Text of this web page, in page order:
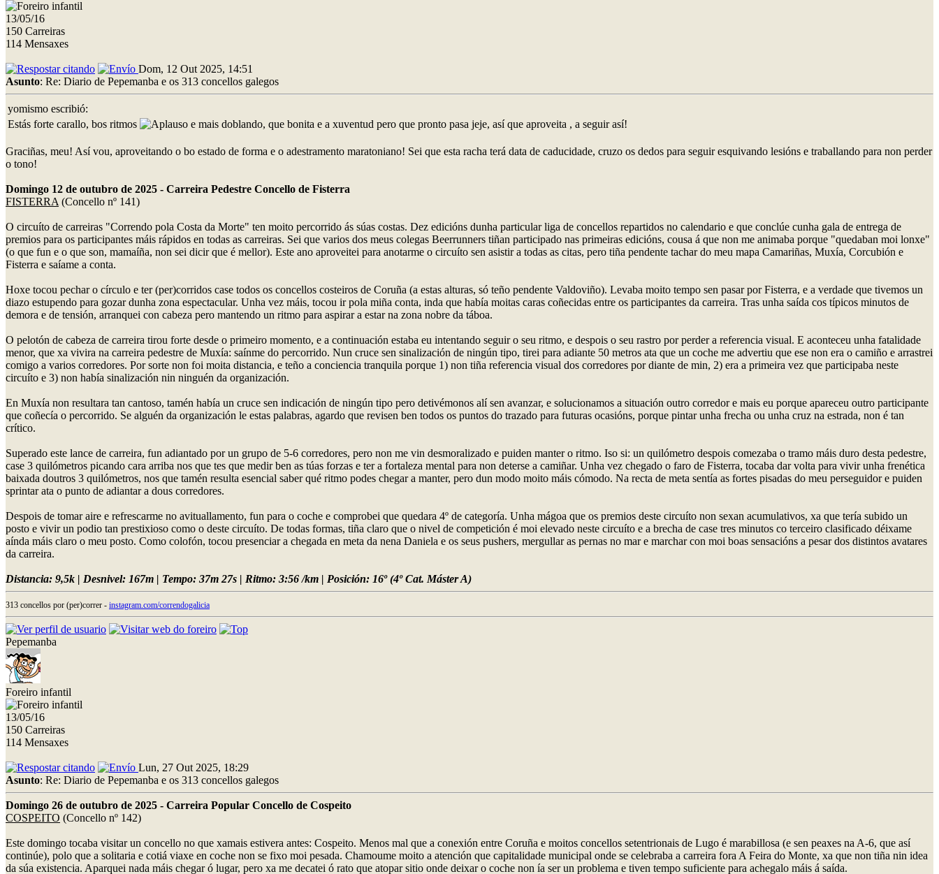
13/05/16
150 Carreiras
114 Mensaxes
Dom, 12 Out 2025, 14:51
Asunto: Re: Diario de Pepemanba e os 313 concellos galegos
yomismo escribió:
Estás forte carallo, bos ritmos
e mais doblando, que bonita e a xuventud pero que pronto pasa jeje, así que aproveita , a seguir así!
Graciñas, meu! Así vou, aproveitando o bo estado de forma e o adestramento maratoniano! Sei que esta racha terá data de caducidade, cruzo os dedos para seguir esquivando lesións e traballando para non perder
o tono!
Domingo 12 de outubro de 2025 - Carreira Pedestre Concello de Fisterra
FISTERRA (Concello nº 141)
O circuíto de carreiras "Correndo pola Costa da Morte" ten moito percorrido ás súas costas. Dez edicións dunha particular liga de concellos repartidos no calendario e que conclúe cunha gala de entrega de
premios para os participantes máis rápidos en todas as carreiras. Sei que varios dos meus colegas Beerrunners tiñan participado nas primeiras edicións, cousa á que non me animaba porque "quedaban moi lonxe"
(o que fun e o que son, mamaíña, non sei dicir que é mellor). Este ano aproveitei para anotarme o circuíto sen asistir a todas as citas, pero tiña pendente tachar do meu mapa Camariñas, Muxía, Corcubión e
Fisterra e saíame a conta.
Hoxe tocou pechar o círculo e ter (per)corridos case todos os concellos costeiros de Coruña (a estas alturas, só teño pendente Valdoviño). Levaba moito tempo sen pasar por Fisterra, e a verdade que tivemos un
diazo estupendo para gozar dunha zona espectacular. Unha vez máis, tocou ir pola miña conta, inda que había moitas caras coñecidas entre os participantes da carreira. Tras unha saída cos típicos minutos de
demora e de tensión, arranquei con cabeza pero mantendo un ritmo para aspirar a estar na zona nobre da táboa.
O pelotón de cabeza de carreira tirou forte desde o primeiro momento, e a continuación estaba eu intentando seguir o seu ritmo, e despois o seu rastro por perder a referencia visual. E aconteceu unha fatalidade
menor, que xa vivira na carreira pedestre de Muxía: saínme do percorrido. Nun cruce sen sinalización de ningún tipo, tirei para adiante 50 metros ata que un coche me advertiu que ese non era o camiño e arrastrei
comigo a varios corredores. Por sorte non foi moita distancia, e teño a conciencia tranquila porque 1) non tiña referencia visual dos corredores por diante de min, 2) era a primeira vez que participaba neste
circuíto e 3) non había sinalización nin ninguén da organización.
En Muxía non resultara tan cantoso, tamén había un cruce sen indicación de ningún tipo pero detivémonos alí sen avanzar, e solucionamos a situación outro corredor e mais eu porque apareceu outro participante
que coñecía o percorrido. Se alguén da organización le estas palabras, agardo que revisen ben todos os puntos do trazado para futuras ocasións, porque pintar unha frecha ou unha cruz na estrada, non é tan
crítico.
Superado este lance de carreira, fun adiantado por un grupo de 5-6 corredores, pero non me vin desmoralizado e puiden manter o ritmo. Iso si: un quilómetro despois comezaba o tramo máis duro desta pedestre,
case 3 quilómetros picando cara arriba nos que tes que medir ben as túas forzas e ter a fortaleza mental para non deterse a camiñar. Unha vez chegado o faro de Fisterra, tocaba dar volta para vivir unha frenética
baixada doutros 3 quilómetros, nos que tamén resulta esencial saber qué ritmo podes chegar a manter, pero dun modo moito máis cómodo. Na recta de meta sentía as fortes pisadas do meu perseguidor e puiden
sprintar ata o punto de adiantar a dous corredores.
Despois de tomar aire e refrescarme no avituallamento, fun para o coche e comprobei que quedara 4º de categoría. Unha mágoa que os premios deste circuíto non sexan acumulativos, xa que tería subido un
posto e vivir un podio tan prestixioso como o deste circuíto. De todas formas, tiña claro que o nivel de competición é moi elevado neste circuíto e a brecha de case tres minutos co terceiro clasificado déixame
aínda máis claro o meu posto. Como colofón, tocou presenciar a chegada en meta da nena Daniela e os seus pushers, mergullar as pernas no mar e marchar con moi boas sensacións a pesar dos distintos avatares
da carreira.
Distancia: 9,5k | Desnivel: 167m | Tempo: 37m 27s | Ritmo: 3:56 /km | Posición: 16º (4º Cat. Máster A)
313 concellos por (per)correr - instagram.com/correndogalicia
Pepemanba
Foreiro infantil
13/05/16
150 Carreiras
114 Mensaxes
Lun, 27 Out 2025, 18:29
Asunto: Re: Diario de Pepemanba e os 313 concellos galegos
Domingo 26 de outubro de 2025 - Carreira Popular Concello de Cospeito
COSPEITO (Concello nº 142)
Este domingo tocaba visitar un concello no que xamais estivera antes: Cospeito. Menos mal que a conexión entre Coruña e moitos concellos setentrionais de Lugo é marabillosa (e sen peaxes na A-6, que así
continúe), polo que a solitaria e cotiá viaxe en coche non se fixo moi pesada. Chamoume moito a atención que capitalidade municipal onde se celebraba a carreira fora A Feira do Monte, xa que non tiña nin idea
da súa existencia. Aparquei nada máis chegar ó lugar, pero xa me decatei ó rato que atopar sitio onde deixar o coche non ía ser un problema e tiven tempo suficiente para achegalo máis á saída.